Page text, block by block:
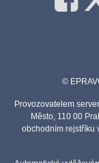
©
Provozovatelem
Město, 110 00
obchodním rejstříku